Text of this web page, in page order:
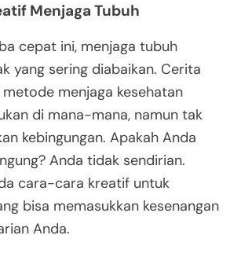
Menjaga Tubuh
cepat ini, menjaga tubuh
yang sering diabaikan. Cerita
menjaga kesehatan
di mana-mana, namun tak
kebingungan. Apakah Anda
Anda tidak sendirian.
cara-cara kreatif untuk
bisa memasukkan kesenangan
Anda.